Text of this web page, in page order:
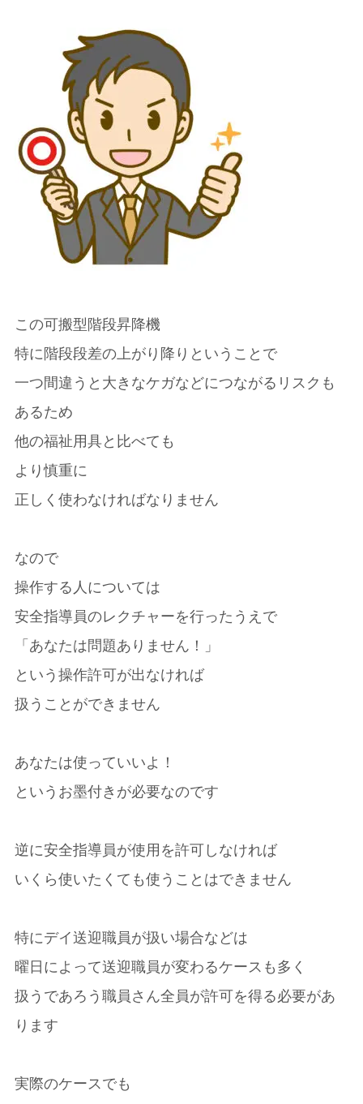
この可搬型階段昇降機
特に階段段差の上がり降りということで
一つ間違うと大きなケガなどにつながるリスクも
あるため
他の福祉用具と比べても
より慎重に
正しく使わなければなりません
なので
操作する人については
安全指導員のレクチャーを行ったうえで
「あなたは問題ありません！」
という操作許可が出なければ
扱うことができません
あなたは使っていいよ！
というお墨付きが必要なのです
逆に安全指導員が使用を許可しなければ
いくら使いたくても使うことはできません
特にデイ送迎職員が扱い場合などは
曜日によって送迎職員が変わるケースも多く
扱うであろう職員さん全員が許可を得る必要があ
ります
実際のケースでも